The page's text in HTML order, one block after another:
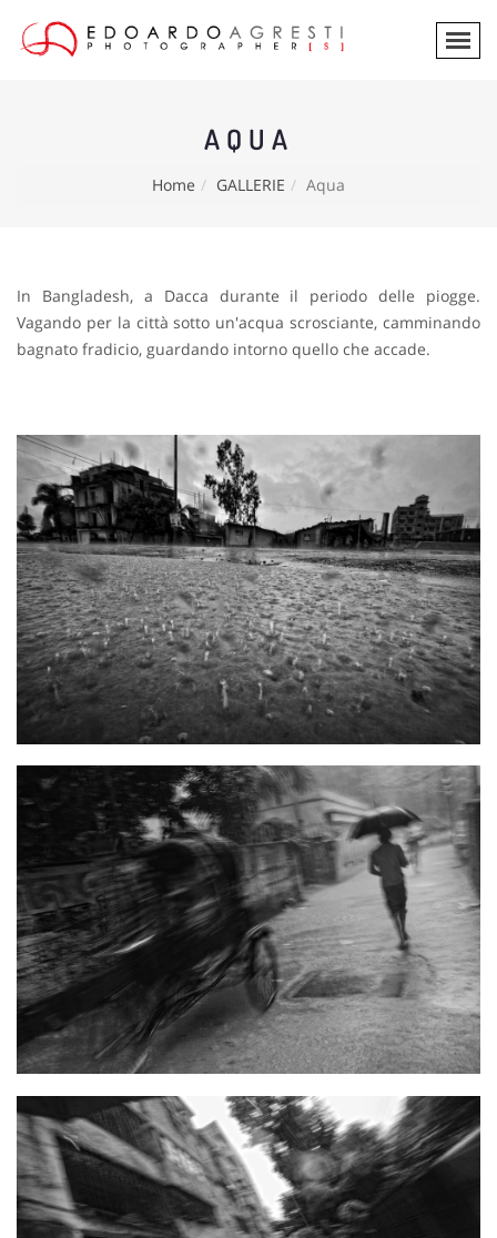
AQUA
Home GALLERIE Aqua
In Bangladesh, a Dacca durante il periodo delle piogge.
Vagando per la città sotto un'acqua scrosciante, camminando
bagnato fradicio, guardando intorno quello che accade.